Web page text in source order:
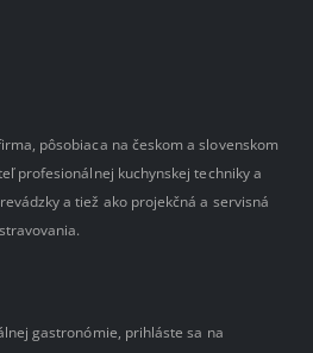
pôsobiaca na českom a slovenskom
profesionálnej kuchynskej techniky a
a tiež ako projekčná a servisná
gastronómie, prihláste sa na